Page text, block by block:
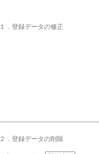
１．登録データの修正
２．登録データの削除